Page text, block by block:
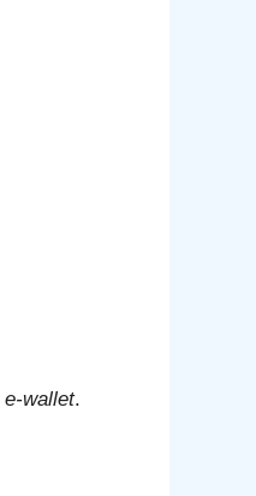
e-wallet.